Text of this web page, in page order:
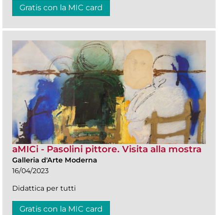
Gratis con la MIC card
aMICi - Pasolini pittore. Visita alla mostra
Galleria d'Arte Moderna
16/04/2023
Didattica per tutti
Gratis con la MIC card